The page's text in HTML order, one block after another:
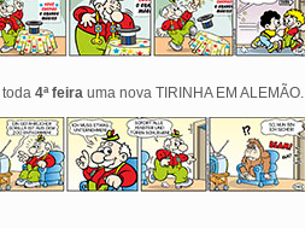
toda 4ª feira uma nova TIRINHA EM ALEMÃO.